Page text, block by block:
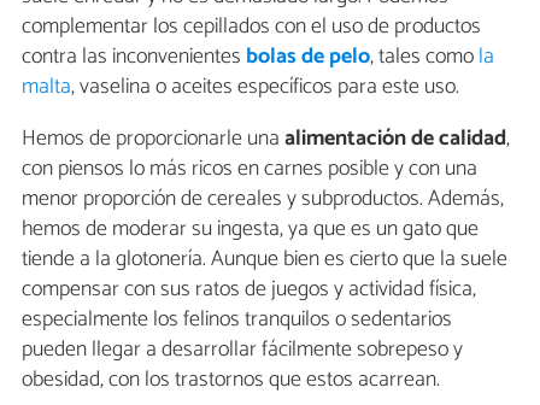
complementar los cepillados con el uso de productos
contra las inconvenientes bolas de pelo, tales comola
malta, vaselina o aceites específicos para este uso.
Hemos de proporcionarle unaalimentación de calidad,
con piensos lo más ricos en carnes posible y con una
menor proporción de cereales y subproductos. Además,
hemos de moderar su ingesta, ya que es un gato que
tiende a la glotonería. Aunque bien es cierto que la suele
compensar con sus ratos de juegos y actividad física,
especialmente los felinos tranquilos o sedentarios
pueden llegar a desarrollar fácilmente sobrepeso y
obesidad, con los trastornos que estos acarrean.